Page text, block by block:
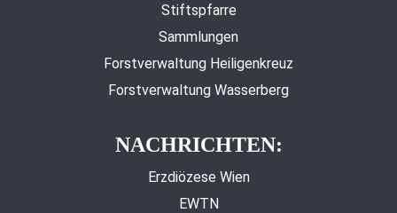
Stiftspfarre
Sammlungen
Forstverwaltung Heiligenkreuz
Forstverwaltung Wasserberg
NACHRICHTEN:
Erzdiözese Wien
EWTN